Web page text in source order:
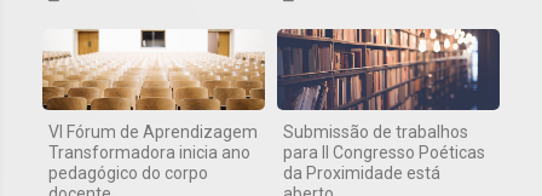
VI Fórum de Aprendizagem
Transformadora inicia ano
pedagógico do corpo
Submissão de trabalhos
para II Congresso Poéticas
da Proximidade está